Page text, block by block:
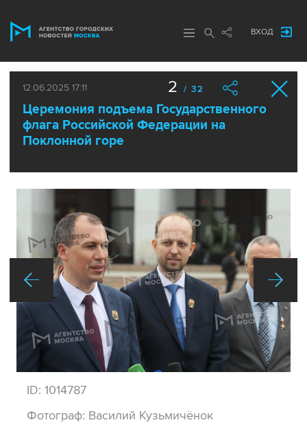
ВХОД
12.06.2025 17:11
Церемония подъема Государственного
флага Российской Федерации на
Поклонной горе
2 / 32
ID: 1014787
Фотограф: Василий Кузьмичёнок